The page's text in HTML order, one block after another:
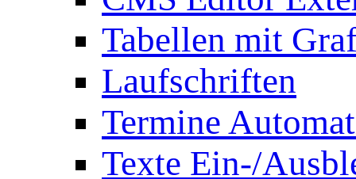
Tabellen mit
Laufschriften
Termine
Texte Ein-/